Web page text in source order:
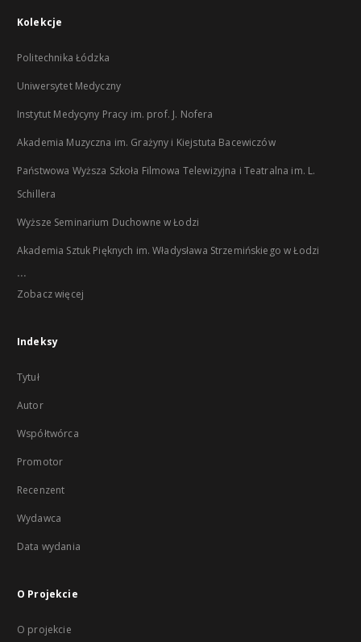
Kolekcje
Politechnika Łódzka
Uniwersytet Medyczny
Instytut Medycyny Pracy im. prof. J. Nofera
Akademia Muzyczna im. Grażyny i Kiejstuta Bacewiczów
Państwowa Wyższa Szkoła Filmowa Telewizyjna i Teatralna im. L.
Schillera
Wyższe Seminarium Duchowne w Łodzi
Akademia Sztuk Pięknych im. Władysława Strzemińskiego w Łodzi
...
Zobacz więcej
Indeksy
Tytuł
Autor
Współtwórca
Promotor
Recenzent
Wydawca
Data wydania
O Projekcie
O projekcie